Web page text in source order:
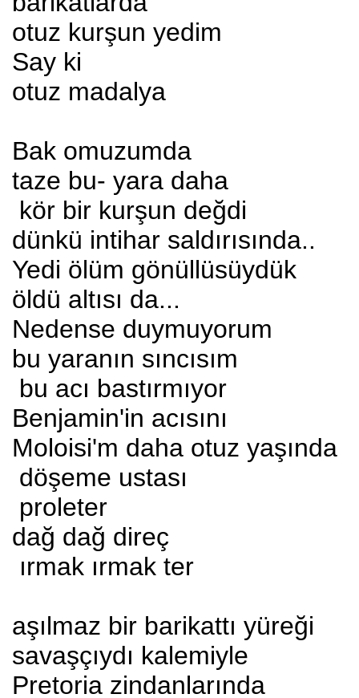
otuz kurşun yedim
Say ki
otuz madalya
Bak omuzumda
taze bu- yara daha
kör bir kurşun değdi
dünkü intihar saldırısında..
Yedi ölüm gönüllüsüydük
öldü altısı da...
Nedense duymuyorum
bu yaranın sıncısım
bu acı bastırmıyor
Benjamin'in acısını
Moloisi'm daha otuz yaşında
döşeme ustası
proleter
dağ dağ direç
ırmak ırmak ter
aşılmaz bir barikattı yüreği
savaşçıydı kalemiyle
Pretoria zindanlarında